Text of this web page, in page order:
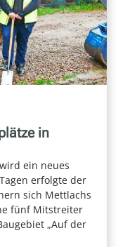
in
ein neues
erfolgte der
sich Mettlachs
fünf Mitstreiter
„Auf der